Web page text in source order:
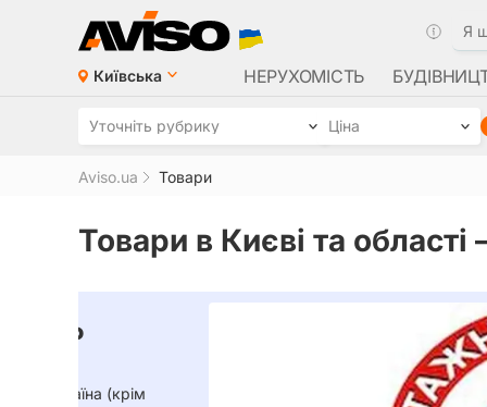
Київська НЕРУХОМІСТЬ
Уточніть рубрику Ціна
Aviso.ua Товари
Товари в Києві та області
Знахарка, православна